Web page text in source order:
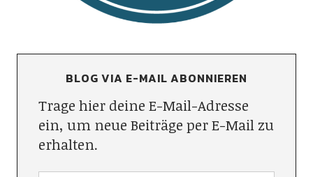
BLOG VIA E-MAIL ABONNIEREN
Trage hier deine E-Mail-Adresse
ein, um neue Beiträge per E-Mail zu
erhalten.